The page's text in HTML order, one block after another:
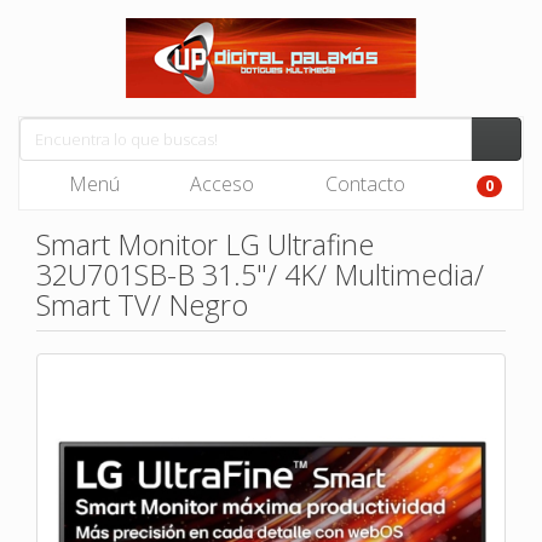
Menú Acceso Contacto 0
Smart Monitor LG Ultrafine
32U701SB-B 31.5"/ 4K/ Multimedia/
Smart TV/ Negro